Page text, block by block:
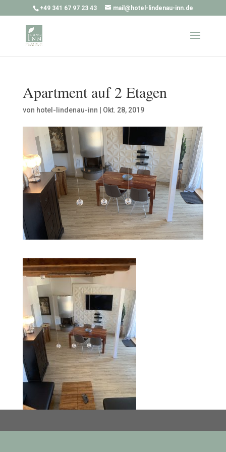
+49 341 67 97 23 43 mail@hotel-lindenau-inn.de
Apartment auf 2 Etagen
von hotel-lindenau-inn Okt. 28, 2019